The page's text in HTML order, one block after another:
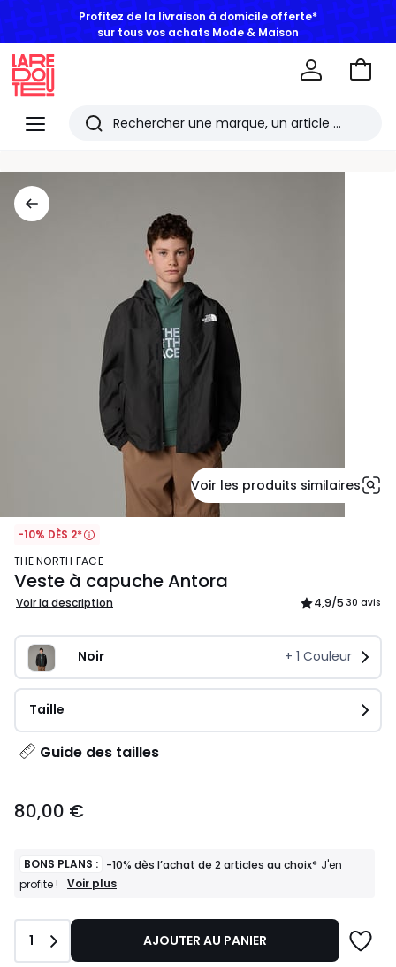
Profitez de la livraison à domicile offerte*
sur tous vos achats Mode & Maison
Menu
Redoute
Rechercher
consultés
Aller
Voir les produits similaires
-10% DÈS 2*
THE NORTH FACE
Veste à capuche Antora
Voir la description 4,9/5 30 avis
Noir + 1 Couleur
Taille
Guide des tailles
€.
80,00 €
BONS PLANS : -10% dès l’achat de 2 articles au choix* J'en
profite !
BONS
-10%
l’achat
Voir plus
Quantité
1 AJOUTER AU PANIER